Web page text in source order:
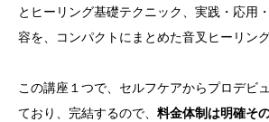
とヒーリング基礎テクニック、実践・応用
容を、コンパクトにまとめた音叉ヒーリング
この講座１つで、セルフケアからプロデビ
ており、完結するので、 料金体制は明確そ